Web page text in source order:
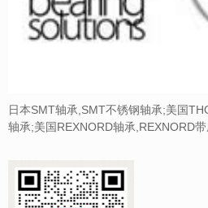
日本SMT轴承,SMT不锈钢轴承;美国
轴承;美国REXNORD轴承,REXNORD